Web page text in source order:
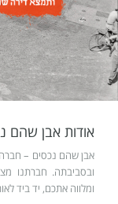
אודות אבן שהם
אבן שהם נכסים –
ובסביבתה. חברתנו
ומלווה אתכם, יד ביד